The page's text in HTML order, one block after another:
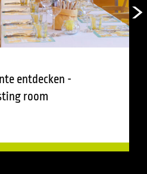
entdecken -
room